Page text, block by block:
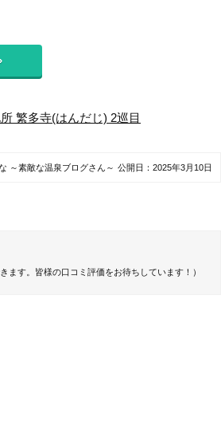
繁多寺(はんだじ) 2巡目
～素敵な温泉ブログさん～ 公開日： 2025年3月10日
ます。皆様の口コミ評価をお待ちしています！）